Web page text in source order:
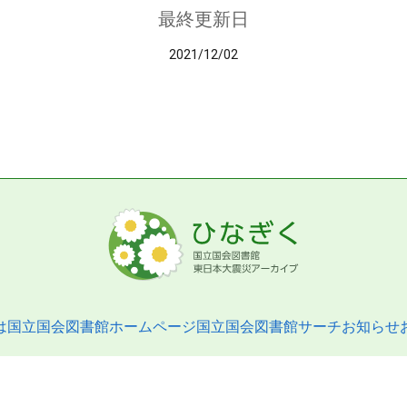
最終更新日
2021/12/02
国立国会図書館ホームページ国立国会図書館サーチお知らせ